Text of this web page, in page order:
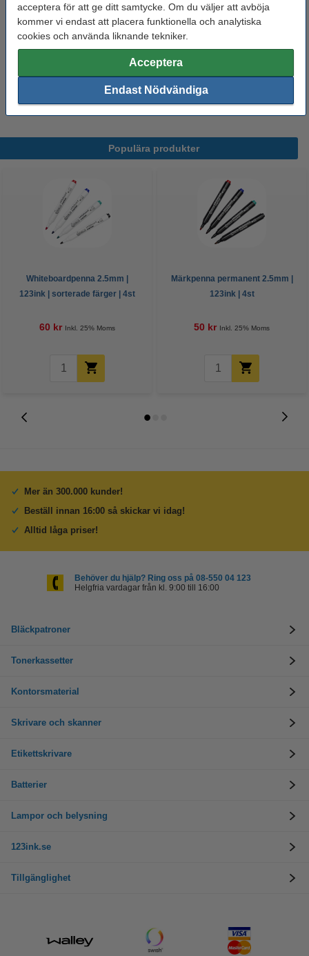
acceptera för att ge ditt samtycke. Om du väljer att avböja
kommer vi endast att placera funktionella och analytiska
cookies och använda liknande tekniker.
Acceptera
Endast Nödvändiga
999099
Se specifikationerna och beskrivningen
i lager
Beställ nu så skickar vi idag!
19 kr
Populära produkter
Whiteboardpenna 2.5mm |
123ink | sorterade färger | 4st
60 kr Inkl. 25% Moms
Märkpenna permanent 2.5mm |
123ink | 4st
50 kr Inkl. 25% Moms
Mer än 300.000 kunder!
Beställ innan 16:00 så skickar vi idag!
Alltid låga priser!
Behöver du hjälp? Ring oss på 08-550 04 123
Helgfria vardagar från kl. 9:00 till 16:00
Bläckpatroner
Tonerkassetter
Kontorsmaterial
Skrivare och skanner
Etikettskrivare
Batterier
Lampor och belysning
123ink.se
Tillgänglighet